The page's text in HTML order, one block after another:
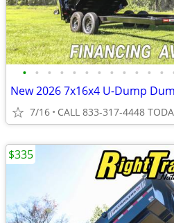
• • • • • • • • • • • •
New 2026 7x16x4 U-Dump
7/16 CALL 833-317-4448
$335